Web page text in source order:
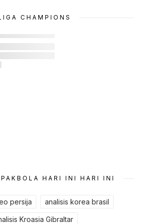
CHAMPIONS
HARI INI HARI INI
persija analisis korea brasil
Kroasia Gibraltar